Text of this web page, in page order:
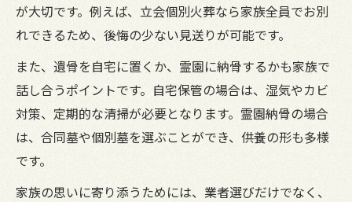
が大切です。例えば、立会個別火葬なら家族全員でお別
れできるため、後悔の少ない見送りが可能です。
また、遺骨を自宅に置くか、霊園に納骨するかも家族で
話し合うポイントです。自宅保管の場合は、湿気やカビ
対策、定期的な清掃が必要となります。霊園納骨の場合
は、合同墓や個別墓を選ぶことができ、供養の形も多様
です。
家族の思いに寄り添うためには、業者選びだけでなく、